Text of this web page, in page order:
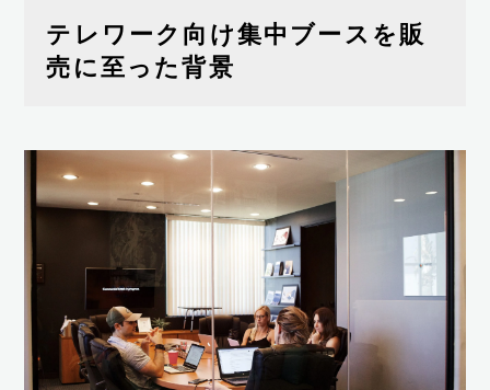
テレワーク向け集中ブースを販
売に至った背景